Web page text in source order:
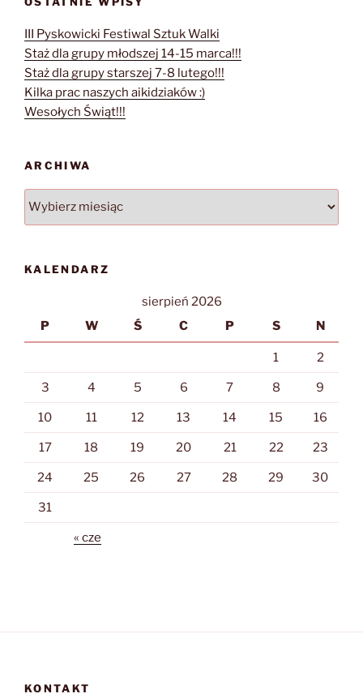
III Pyskowicki Festiwal Sztuk Walki
Staż dla grupy młodszej 14-15 marca!!!
Staż dla grupy starszej 7-8 lutego!!!
Kilka prac naszych aikidziaków :)
Wesołych Świąt!!!
ARCHIWA
Archiwa
KALENDARZ
sierpień 2026
P
W Ś C P S N
1 2
3 4 5 6 7 8 9
10 11 12 13 14 15 16
17 18 19 20 21 22 23
24 25 26 27 28 29 30
31
« cze
KONTAKT